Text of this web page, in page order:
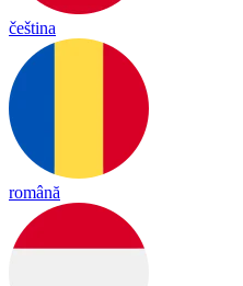
čeština
română